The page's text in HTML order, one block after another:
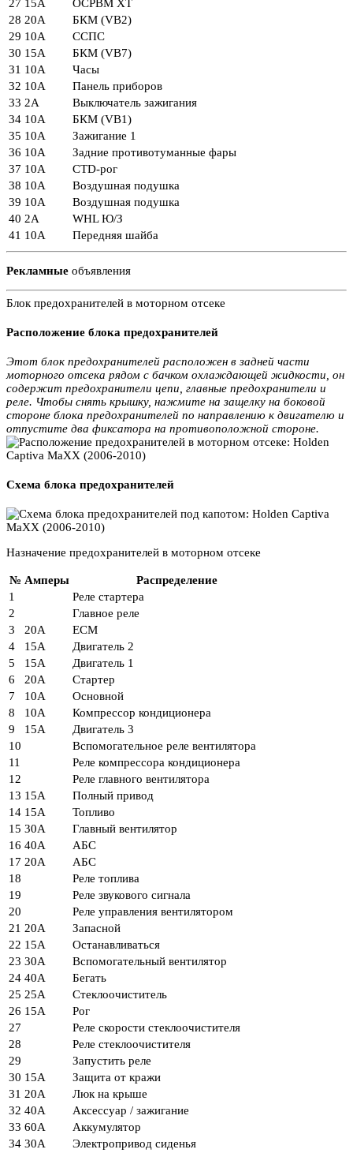
27 15А
ОСРВМ ХТ
28 20А
БКМ (VB2)
29 10А
ССПС
30 15А
БКМ (VB7)
31 10А
Часы
32 10А
Панель приборов
33 2А
Выключатель зажигания
34 10А
БКМ (VB1)
35 10А
Зажигание 1
36 10А
Задние противотуманные фары
37 10А
CTD-рог
38 10А
Воздушная подушка
39 10А
Воздушная подушка
40 2А
WHL Ю/З
41 10А Передняя шайба
Рекламные объявления
Блок предохранителей в моторном отсеке
Расположение блока предохранителей
Этот блок предохранителей расположен в задней части
моторного отсека рядом с бачком охлаждающей жидкости, он
содержит предохранители цепи, главные предохранители и
реле. Чтобы снять крышку, нажмите на защелку на боковой
стороне блока предохранителей по направлению к двигателю и
отпустите два фиксатора на противоположной стороне.
Схема блока предохранителей
Назначение предохранителей в моторном отсеке
№ Амперы
Распределение
1
Реле стартера
2
Главное реле
3
20А
ЕСМ
4
15А
Двигатель 2
5
15А
Двигатель 1
6
20А
Стартер
7
10А
Основной
8
10А
Компрессор кондиционера
9
15А
Двигатель 3
10
Вспомогательное реле вентилятора
11
Реле компрессора кондиционера
12
Реле главного вентилятора
13 15А
Полный привод
14 15А
Топливо
15 30А
Главный вентилятор
16 40А
АБС
17 20А
АБС
18
Реле топлива
19
Реле звукового сигнала
20
Реле управления вентилятором
21 20А
Запасной
22 15А
Останавливаться
23 30А
Вспомогательный вентилятор
24 40А
Бегать
25 25А
Стеклоочиститель
26 15А
Рог
27
Реле скорости стеклоочистителя
28
Реле стеклоочистителя
29
Запустить реле
30 15А
Защита от кражи
31 20А
Люк на крыше
32 40А
Аксессуар / зажигание
33 60А
Аккумулятор
34 30А
Электропривод сиденья